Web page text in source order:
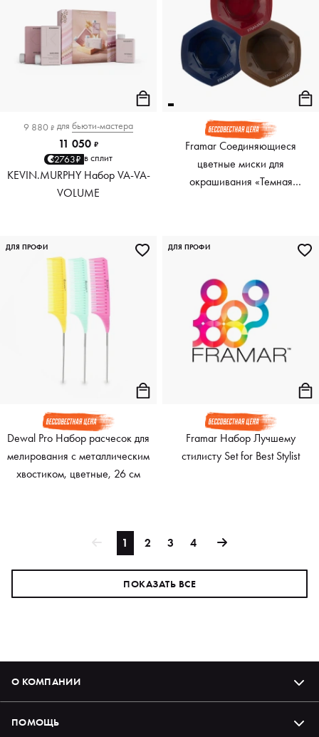
9 880 ₽ для бьюти-мастера
11 050 ₽
2763₽ в сплит
KEVIN.MURPHY Набор VA-VA-
VOLUME
Framar Соединяющиеся
цветные миски для
окрашивания «Темная
Dewal Pro Набор расчесок для
мелирования с металлическим
хвостиком, цветные, 26 см
ДЛЯ ПРОФИ
Framar Набор Лучшему
стилисту Set for Best Stylist
ДЛЯ ПРОФИ
1 2 3 4
ПОКАЗАТЬ ВСЕ
О КОМПАНИИ
ПОМОЩЬ